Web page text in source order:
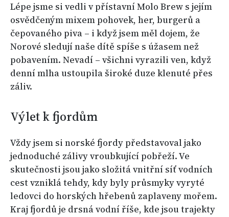
Lépe jsme si vedli v přístavní Molo Brew s jejím
osvědčeným mixem pohovek, her, burgerů a
čepovaného piva – i když jsem měl dojem, že
Norové sledují naše dítě spíše s úžasem než
pobavením. Nevadí – všichni vyrazili ven, když
denní mlha ustoupila široké duze klenuté přes
záliv.
Výlet k fjordům
Vždy jsem si norské fjordy představoval jako
jednoduché zálivy vroubkující pobřeží. Ve
skutečnosti jsou jako složitá vnitřní síť vodních
cest vzniklá tehdy, kdy byly průsmyky vyryté
ledovci do horských hřebenů zaplaveny mořem.
Kraj fjordů je drsná vodní říše, kde jsou trajekty